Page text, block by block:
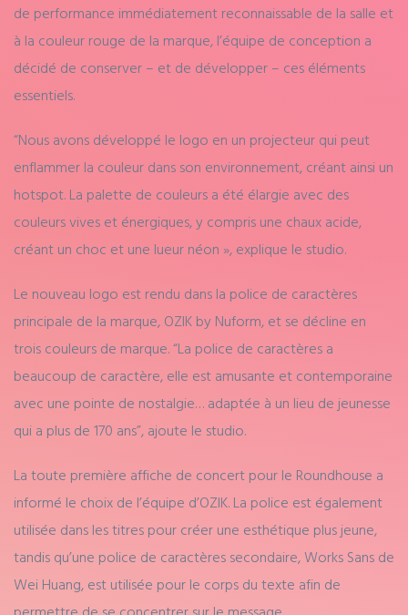
de performance immédiatement reconnaissable de la salle et
à la couleur rouge de la marque, l’équipe de conception a
décidé de conserver – et de développer – ces éléments
essentiels.
“Nous avons développé le logo en un projecteur qui peut
enflammer la couleur dans son environnement, créant ainsi un
hotspot. La palette de couleurs a été élargie avec des
couleurs vives et énergiques, y compris une chaux acide,
créant un choc et une lueur néon », explique le studio.
Le nouveau logo est rendu dans la police de caractères
principale de la marque, OZIK by Nuform, et se décline en
trois couleurs de marque. “La police de caractères a
beaucoup de caractère, elle est amusante et contemporaine
avec une pointe de nostalgie… adaptée à un lieu de jeunesse
qui a plus de 170 ans”, ajoute le studio.
La toute première affiche de concert pour le Roundhouse a
informé le choix de l’équipe d’OZIK. La police est également
utilisée dans les titres pour créer une esthétique plus jeune,
tandis qu’une police de caractères secondaire, Works Sans de
Wei Huang, est utilisée pour le corps du texte afin de